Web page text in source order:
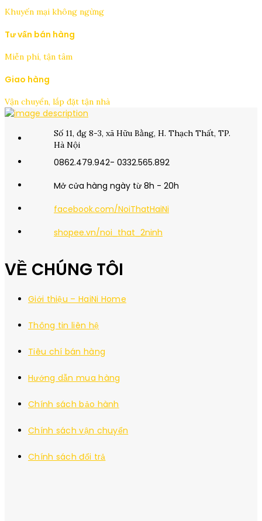
Khuyến mại không ngừng
Tư vấn bán hàng
Miễn phí, tận tâm
Giao hàng
Vận chuyển, lắp đặt tận nhà
Số 11, đg 8-3, xã Hữu Bằng, H. Thạch Thất, TP.
Hà Nội
0862.479.942- 0332.565.892
Mở cửa hàng ngày từ 8h - 20h
facebook.com/NoiThatHaiNi
shopee.vn/noi_that_2ninh
VỀ CHÚNG TÔI
Giới thiệu – HaiNi Home
Thông tin liên hệ
Tiêu chí bán hàng
Hướng dẫn mua hàng
Chính sách bảo hành
Chính sách vận chuyển
Chính sách đổi trả